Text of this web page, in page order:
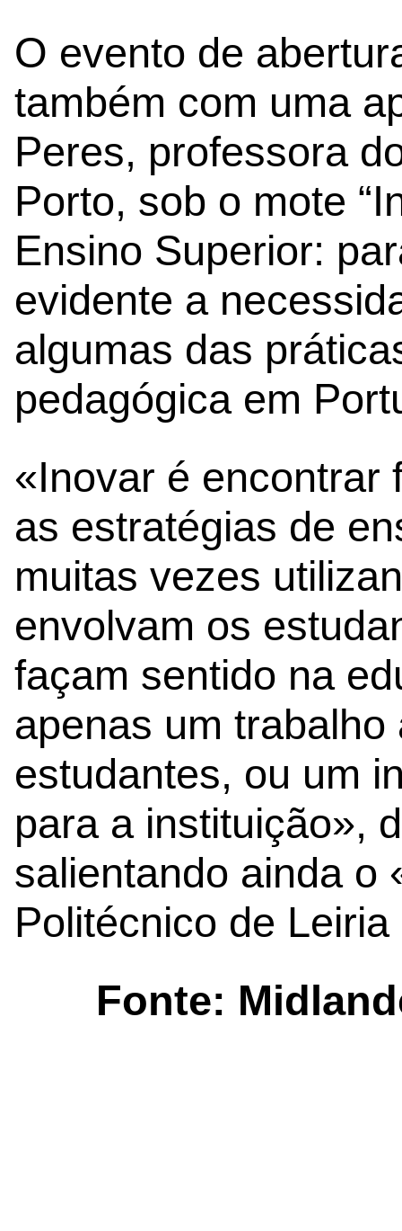
O evento de
também com uma
Peres, professora
Porto, sob o mote
Ensino Superior:
evidente a
algumas das
pedagógica em
«Inovar é encontrar
as estratégias de
muitas vezes
envolvam os
façam sentido na
apenas um
estudantes, ou um
para a instituição»,
salientando ainda o
Politécnico de
Fonte: